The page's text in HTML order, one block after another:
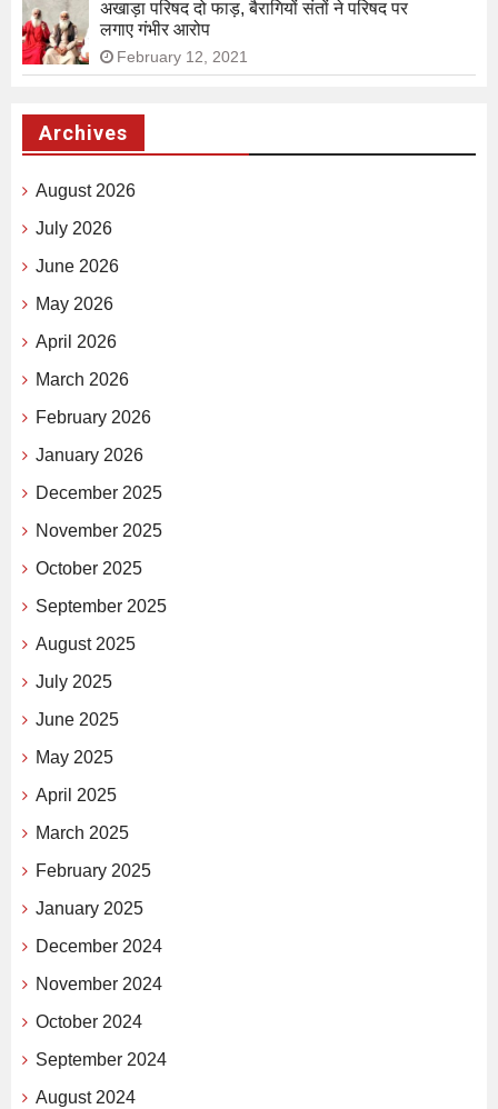
अखाड़ा परिषद दो फाड़, बैरागियों संतों ने परिषद पर
लगाए गंभीर आरोप
February 12, 2021
Archives
August 2026
July 2026
June 2026
May 2026
April 2026
March 2026
February 2026
January 2026
December 2025
November 2025
October 2025
September 2025
August 2025
July 2025
June 2025
May 2025
April 2025
March 2025
February 2025
January 2025
December 2024
November 2024
October 2024
September 2024
August 2024